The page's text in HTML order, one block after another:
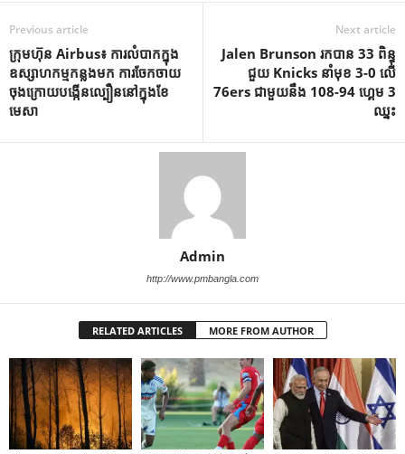
Previous article
ក្រុមហ៊ុន Airbus៖ ការលំបាកក្នុង
ឧស្សាហកម្មកន្លងមក ការចែកចាយ
ចុងក្រោយបង្កើនល្បឿននៅក្នុងខែ
មេសា
Next article
Jalen Brunson រកបាន 33 ពិន្ទុ
ជួយ Knicks នាំមុខ 3-0 លើ
76ers ជាមួយនឹង 108-94 ហ្គេម 3
ឈ្នះ
Admin
http://www.pmbangla.com
RELATED ARTICLES MORE FROM AUTHOR